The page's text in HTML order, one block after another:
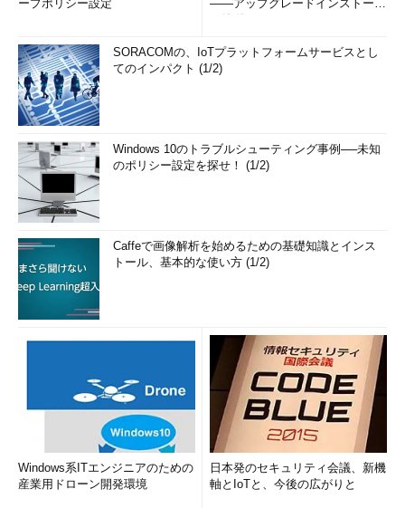
ープポリシー設定
――アップグレードインストール
SORACOMの、IoTプラットフォームサービスとし
てのインパクト (1/2)
Windows 10のトラブルシューティング事例──未知
のポリシー設定を探せ！ (1/2)
Caffeで画像解析を始めるための基礎知識とインス
トール、基本的な使い方 (1/2)
Windows系ITエンジニアのための
産業用ドローン開発環境
日本発のセキュリティ会議、新機
軸とIoTと、今後の広がりと